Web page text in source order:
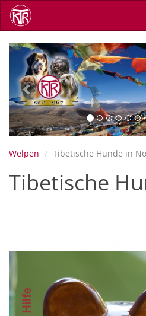
Skip
main
Previous
Welpen Tibetische Hunde in
Tibetische